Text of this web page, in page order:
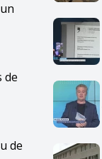
de
de